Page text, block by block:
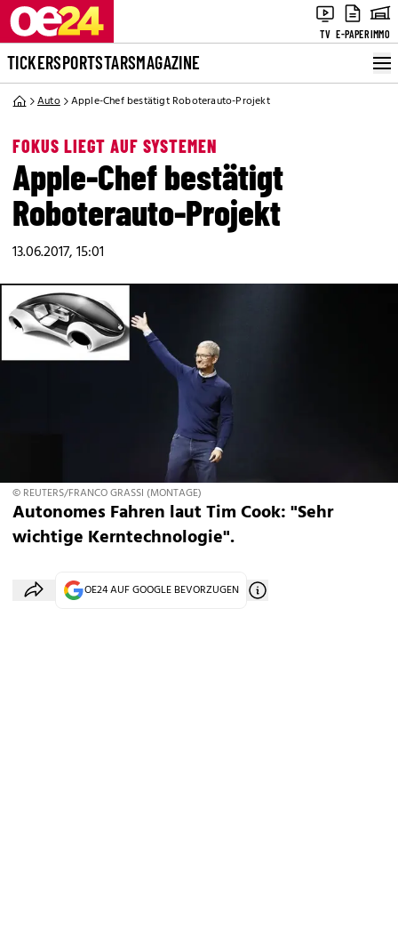
TV E-PAPERIMMO
TICKERSPORTSTARSMAGAZINE
Auto Apple-Chef bestätigt Roboterauto-Projekt
FOKUS LIEGT AUF SYSTEMEN
Apple-Chef bestätigt
Roboterauto-Projekt
13.06.2017, 15:01
© REUTERS/FRANCO GRASSI (MONTAGE)
Autonomes Fahren laut Tim Cook: "Sehr
wichtige Kerntechnologie".
OE24 AUF GOOGLE BEVORZUGEN